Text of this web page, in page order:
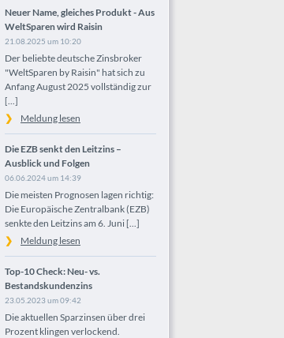
Neuer Name, gleiches Produkt - Aus
WeltSparen wird Raisin
21.08.2025 um 10:20
Der beliebte deutsche Zinsbroker
"WeltSparen by Raisin" hat sich zu
Anfang August 2025 vollständig zur
[...]
Meldung lesen
Die EZB senkt den Leitzins –
Ausblick und Folgen
06.06.2024 um 14:39
Die meisten Prognosen lagen richtig:
Die Europäische Zentralbank (EZB)
senkte den Leitzins am 6. Juni [...]
Meldung lesen
Top-10 Check: Neu- vs.
Bestandskundenzins
23.05.2023 um 09:42
Die aktuellen Sparzinsen über drei
Prozent klingen verlockend.